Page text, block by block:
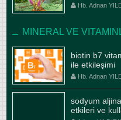
Hb. Adnan
MINERAL VE
biotin b7
ile etkileşimi
Hb. Adnan
sodyum
etkileri ve